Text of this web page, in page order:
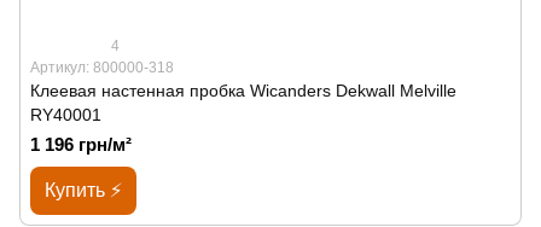
4
Артикул: 800000-318
Клеевая настенная пробка Wicanders Dekwall Melville
RY40001
1 196 грн/м²
Купить ⚡